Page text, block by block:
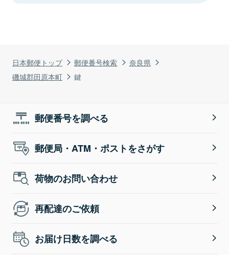
日本郵便トップ 郵便番号検索
奈良県
磯城郡田原本町
鍵
郵便番号を調べる
郵便局・ATM・ポストをさがす
荷物のお問い合わせ
再配達のご依頼
お届け日数を調べる